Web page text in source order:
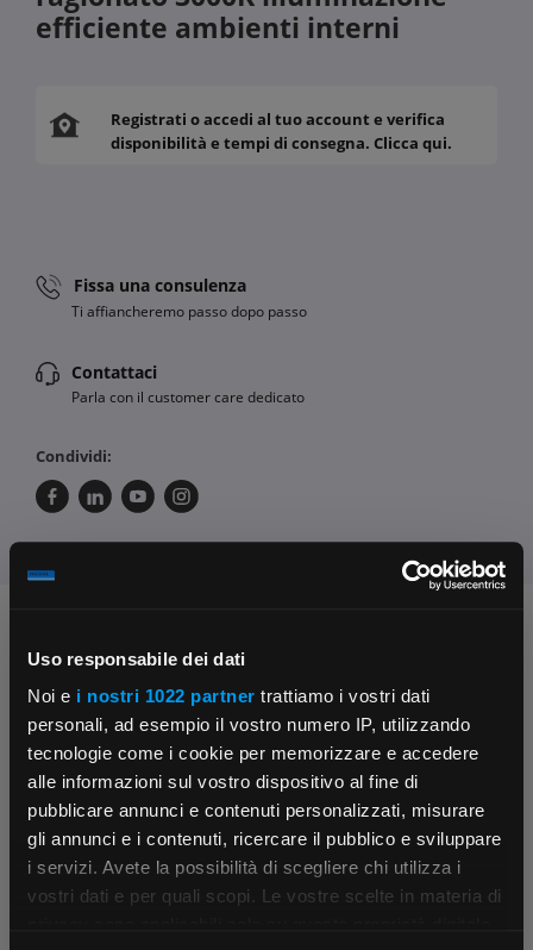
Uso responsabile dei dati
Noi e i nostri 1022 partner trattiamo i vostri dati
personali, ad esempio il vostro numero IP, utilizzando
tecnologie come i cookie per memorizzare e accedere
alle informazioni sul vostro dispositivo al fine di
pubblicare annunci e contenuti personalizzati, misurare
gli annunci e i contenuti, ricercare il pubblico e sviluppare
i servizi. Avete la possibilità di scegliere chi utilizza i
vostri dati e per quali scopi. Le vostre scelte in materia di
×
efficiente ambienti interni
Registrati o accedi al tuo account e verifica
disponibilità e tempi di consegna. Clicca qui.
Fissa una consulenza
Ti affiancheremo passo dopo passo
Contattaci
Parla con il customer care dedicato
Condividi:
Contattaci
Parla con il customer care dedicato
Fissa una consulenza
Ti affiancheremo passo dopo passo